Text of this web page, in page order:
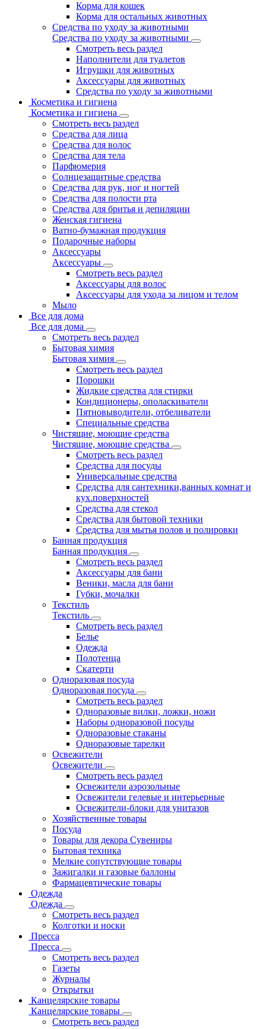
Корма для кошек
Корма для остальных животных
Средства по уходу за животными
Средства по уходу за животными
Смотреть весь раздел
Наполнители для туалетов
Игрушки для животных
Аксессуары для животных
Средства по уходу за животными
Косметика и гигиена
Косметика и гигиена
Смотреть весь раздел
Средства для лица
Средства для волос
Средства для тела
Парфюмерия
Солнцезащитные средства
Средства для рук, ног и ногтей
Средства для полости рта
Средства для бритья и депиляции
Женская гигиена
Ватно-бумажная продукция
Подарочные наборы
Аксессуары
Аксессуары
Смотреть весь раздел
Аксессуары для волос
Аксессуары для ухода за лицом и телом
Мыло
Все для дома
Все для дома
Смотреть весь раздел
Бытовая химия
Бытовая химия
Смотреть весь раздел
Порошки
Жидкие средства для стирки
Кондиционеры, ополаскиватели
Пятновыводители, отбеливатели
Специальные средства
Чистящие, моющие средства
Чистящие, моющие средства
Смотреть весь раздел
Средства для посуды
Универсальные средства
Средства для сантехники,ванных комнат и
кух.поверхностей
Средства для стекол
Средства для бытовой техники
Средства для мытья полов и полировки
Банная продукция
Банная продукция
Смотреть весь раздел
Аксессуары для бани
Веники, масла для бани
Губки, мочалки
Текстиль
Текстиль
Смотреть весь раздел
Белье
Одежда
Полотенца
Скатерти
Одноразовая посуда
Одноразовая посуда
Смотреть весь раздел
Одноразовые вилки, ложки, ножи
Наборы одноразовой посуды
Одноразовые стаканы
Одноразовые тарелки
Освежители
Освежители
Смотреть весь раздел
Освежители аэрозольные
Освежители гелевые и интерьерные
Освежители-блоки для унитазов
Хозяйственные товары
Посуда
Товары для декора Сувениры
Бытовая техника
Мелкие сопутствующие товары
Зажигалки и газовые баллоны
Фармацевтические товары
Одежда
Одежда
Смотреть весь раздел
Колготки и носки
Пресса
Пресса
Смотреть весь раздел
Газеты
Журналы
Открытки
Канцелярские товары
Канцелярские товары
Смотреть весь раздел